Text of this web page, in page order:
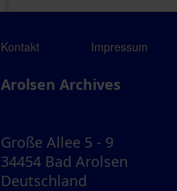
Kontakt Impressum
Arolsen Archives
Große Allee 5 - 9
34454 Bad Arolsen
Deutschland